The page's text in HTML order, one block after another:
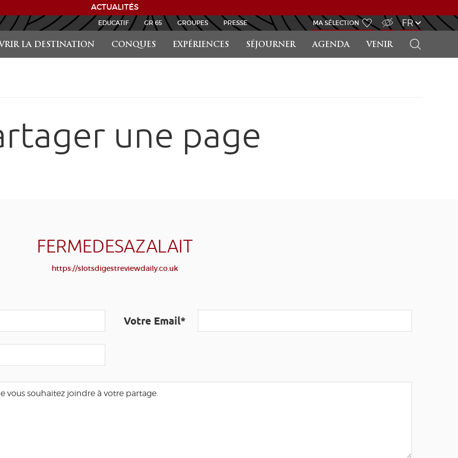
ACTUALITÉS
LA DESTINATION CONQUES EXPÉRIENCES SÉJOURNER AGENDA VENIR
EDUCATIF GR 65 GROUPES PRESSE MA SÉLECTION FR
une page
FERMEDESAZALAIT
https://slotsdigestreviewdaily.co.uk
Votre Email*